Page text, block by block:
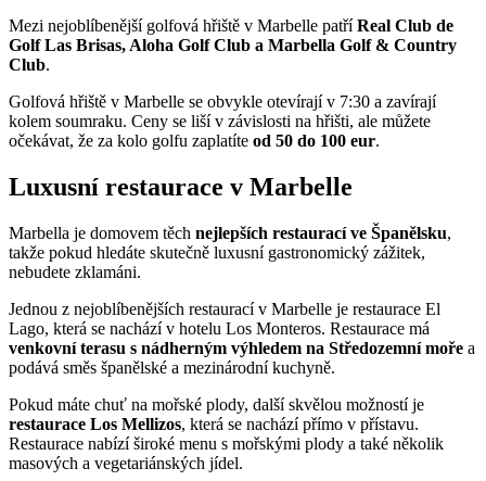
Mezi nejoblíbenější golfová hřiště v Marbelle patříReal Club de
Golf Las Brisas, Aloha Golf Club a Marbella Golf & Country
Club.
Golfová hřiště v Marbelle se obvykle otevírají v 7:30 a zavírají
kolem soumraku. Ceny se liší v závislosti na hřišti, ale můžete
očekávat, že za kolo golfu zaplatíte od 50 do 100 eur.
Luxusní restaurace v Marbelle
Marbella je domovem těch nejlepších restaurací ve Španělsku,
takže pokud hledáte skutečně luxusní gastronomický zážitek,
nebudete zklamáni.
Jednou z nejoblíbenějších restaurací v Marbelle je restaurace El
Lago, která se nachází v hotelu Los Monteros. Restaurace má
venkovní terasu s nádherným výhledem na Středozemní moře a
podává směs španělské a mezinárodní kuchyně.
Pokud máte chuť na mořské plody, další skvělou možností je
restaurace Los Mellizos, která se nachází přímo v přístavu.
Restaurace nabízí široké menu s mořskými plody a také několik
masových a vegetariánských jídel.